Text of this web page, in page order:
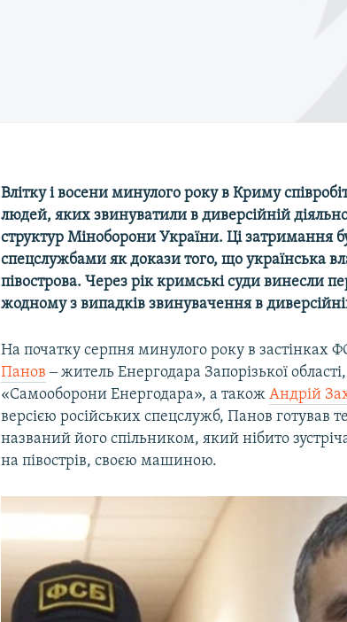
Влітку і восени минулого року в Криму
людей, яких звинуватили в диверсійній
структур Міноборони України. Ці затримання
спецслужбами як докази того, що українська
півострова. Через рік кримські суди винесли
жодному з випадків звинувачення в
На початку серпня минулого року в застінках
Панов ‒ житель Енергодара Запорізької
«Самооборони Енергодара», а такожАндрій
версією російських спецслужб, Панов готував
названий його спільником, який нібито
на півострів, своєю машиною.